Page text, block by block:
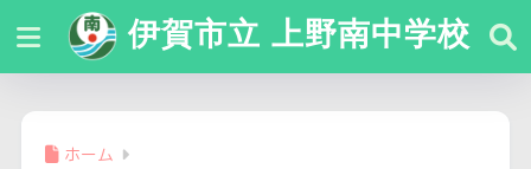
伊賀市立 上野南中学校
ホーム